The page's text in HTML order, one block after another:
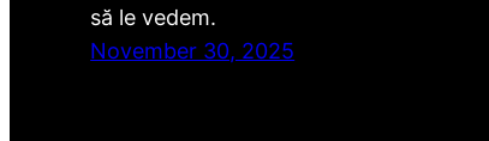
să le vedem.
November 30, 2025